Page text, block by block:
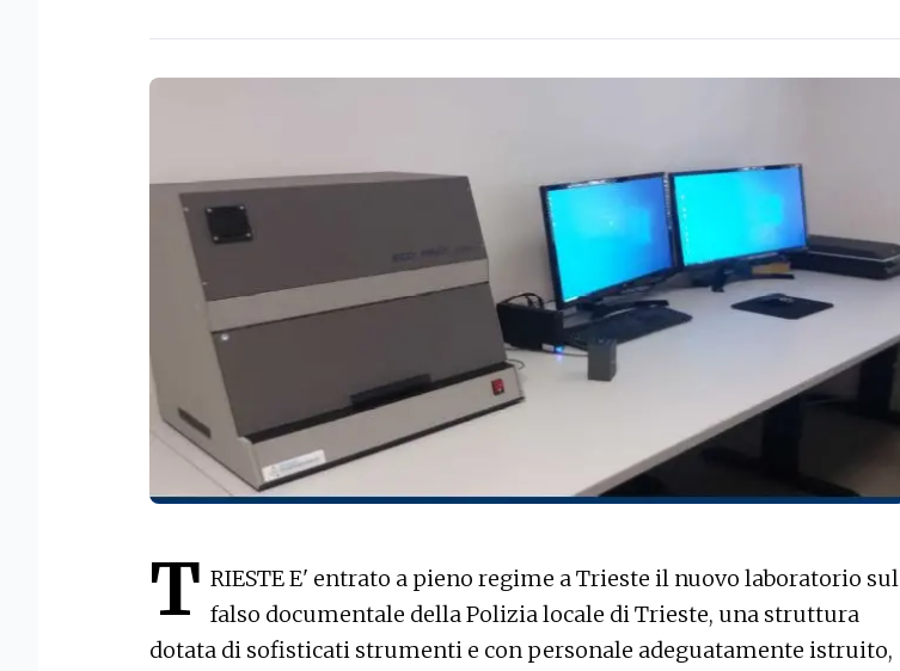
T RIESTE E' entrato a pieno regime a Trieste il nuovo laboratorio sul
falso documentale della Polizia locale di Trieste, una struttura
dotata di sofisticati strumenti e con personale adeguatamente istruito,